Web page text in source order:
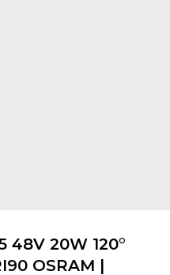
48V 20W 120°
OSRAM |